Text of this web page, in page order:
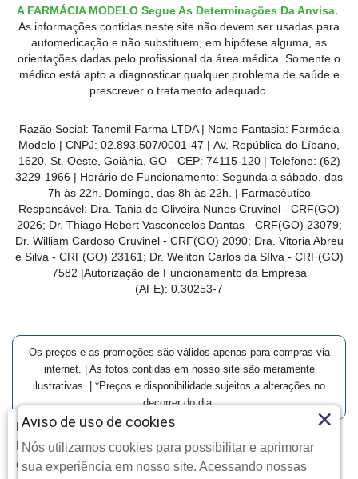
Farmácia Modelo | Goiânia | Entrega Imediata e Clique-
Retire
Clique aqui...
A FARMÁCIA MODELO Segue As Determinações Da Anvisa.
As informações contidas neste site não devem ser usadas para
automedicação e não substituem, em hipótese alguma, as
orientações dadas pelo profissional da área médica. Somente o
médico está apto a diagnosticar qualquer problema de saúde e
prescrever o tratamento adequado.
Razão Social: Tanemil Farma LTDA | Nome Fantasia: Farmácia
Modelo | CNPJ: 02.893.507/0001-47 | Av. República do Líbano,
1620, St. Oeste, Goiânia, GO - CEP: 74115-120 | Telefone: (62)
3229-1966 | Horário de Funcionamento: Segunda a sábado, das
7h às 22h. Domingo, das 8h às 22h. | Farmacêutico
Responsável: Dra. Tania de Oliveira Nunes Cruvinel - CRF(GO)
2026; Dr. Thiago Hebert Vasconcelos Dantas - CRF(GO) 23079;
Dr. William Cardoso Cruvinel - CRF(GO) 2090; Dra. Vitoria Abreu
e Silva - CRF(GO) 23161; Dr. Weliton Carlos da SIlva - CRF(GO)
7582 |Autorização de Funcionamento da Empresa
(AFE): 0.30253-7
Os preços e as promoções são válidos apenas para compras via
internet. | As fotos contidas em nosso site são meramente
ilustrativas. | *Preços e disponibilidade sujeitos a alterações no
decorrer do dia.
Copyright © 2026 Farmácia Modelo - Todos os direitos
Aviso de uso de cookies
Nós utilizamos cookies para possibilitar e aprimorar
sua experiência em nosso site. Acessando nossas
×